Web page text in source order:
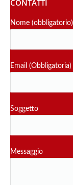
CONTATTI
Nome (obbligatorio)
Email (Obbligatoria)
Soggetto
Messaggio